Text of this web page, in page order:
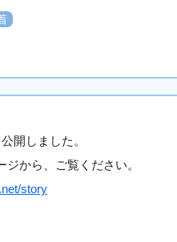
開しました。
ジから、ご覧ください。
story